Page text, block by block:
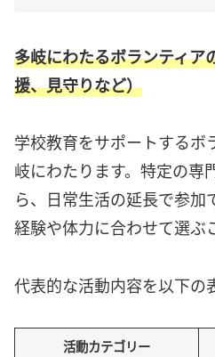
多岐にわたるボランティア
援、見守りなど）
学校教育をサポートするボ
岐にわたります。特定の専
ら、日常生活の延長で参加
経験や体力に合わせて選ぶ
代表的な活動内容を以下の
活動カテゴリー